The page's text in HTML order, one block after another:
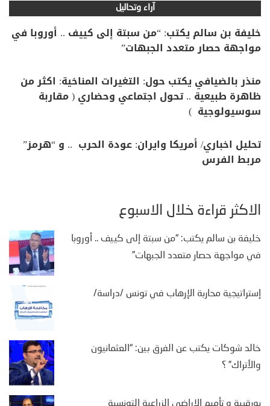
آراء وتحاليل
خليفة بن سالم يكتب: “من سبتة إلى كييف .. أوروبا في
مواجهة حصار متعدد الجبهات”
منذر بالضيافي يكتب حول: التغيرات المناخية: اكثر من
ظاهرة طبيعية .. تحول اجتماعي وحضاري ( مقاربة
سوسيولوجية )
تحليل اخباري/ أمريكا وايران: عودة الحرب .. و “هرمز”
مربط الفرس
الأكثر قراءة خلال الأسبوع
خليفة بن سالم يكتب: “من سبتة إلى كييف .. أوروبا
في مواجهة حصار متعدد الجبهات”
إستراتيجية محاربة الإرهاب في تونس /دراسة/
خالد شوكات يكتب عن الفرق بين: “العثمانيون
والأتراك” ؟
بورقيبة و تأميم الاراضي الزراعية التونسية